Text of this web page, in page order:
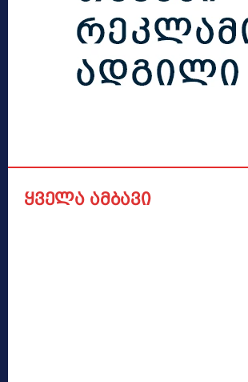
ყველა ამბავი